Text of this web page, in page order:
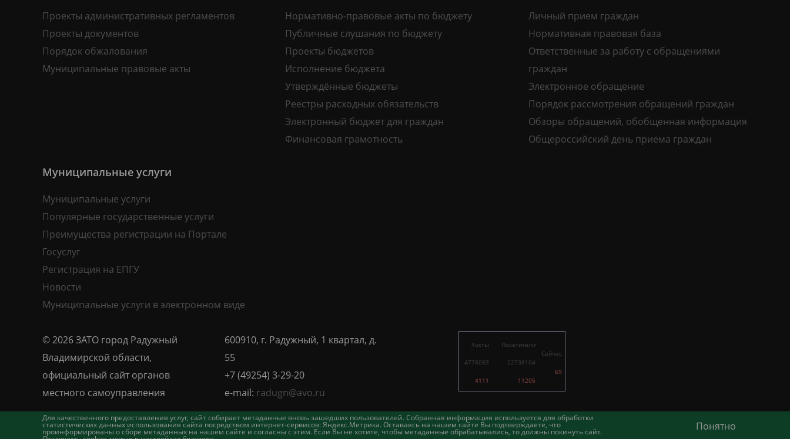
Для качественного предоставления услуг, сайт собирает метаданные вновь зашедших пользователей. Собранная информация используется для обработки
статистических данных использования сайта посредством интернет-сервисов: Яндекс.Метрика. Оставаясь на нашем сайте Вы подтверждаете, что
проинформированы о сборе метаданных на нашем сайте и согласны с этим. Если Вы не хотите, чтобы метаданные обрабатывались, то должны покинуть сайт. Понятно
Проекты административных регламентов
Проекты документов
Порядок обжалования
Муниципальные правовые акты
Нормативно-правовые акты по бюджету
Публичные слушания по бюджету
Проекты бюджетов
Исполнение бюджета
Утверждённые бюджеты
Реестры расходных обязательств
Электронный бюджет для граждан
Финансовая грамотность
Личный прием граждан
Нормативная правовая база
Ответственные за работу с обращениями
граждан
Электронное обращение
Порядок рассмотрения обращений граждан
Обзоры обращений, обобщенная информация
Общероссийский день приема граждан
Муниципальные услуги
Муниципальные услуги
Популярные государственные услуги
Преимущества регистрации на Портале
Госуслуг
Регистрация на ЕПГУ
Новости
Муниципальные услуги в электронном виде
© 2026 ЗАТО город Радужный
Владимирской области,
официальный сайт органов
местного самоуправления
600910, г. Радужный, 1 квартал, д.
55
+7 (49254) 3-29-20
e-mail: radugn@avo.ru
Хосты
4778083
4111
Посетители
22738104
11205
Сейчас
69